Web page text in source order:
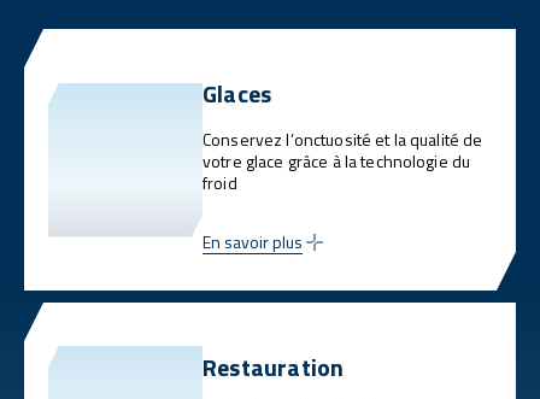
Glaces
Conservez l’onctuosité et la qualité de
votre glace grâce à la technologie du
froid
En savoir plus
Restauration